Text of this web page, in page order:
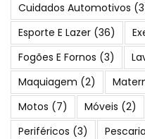
Cuidados Automotivos
Esporte E Lazer (36)
Fogões E Fornos (3)
Maquiagem (2)
Motos (7) Móveis (2)
Periféricos (3) Pescaria